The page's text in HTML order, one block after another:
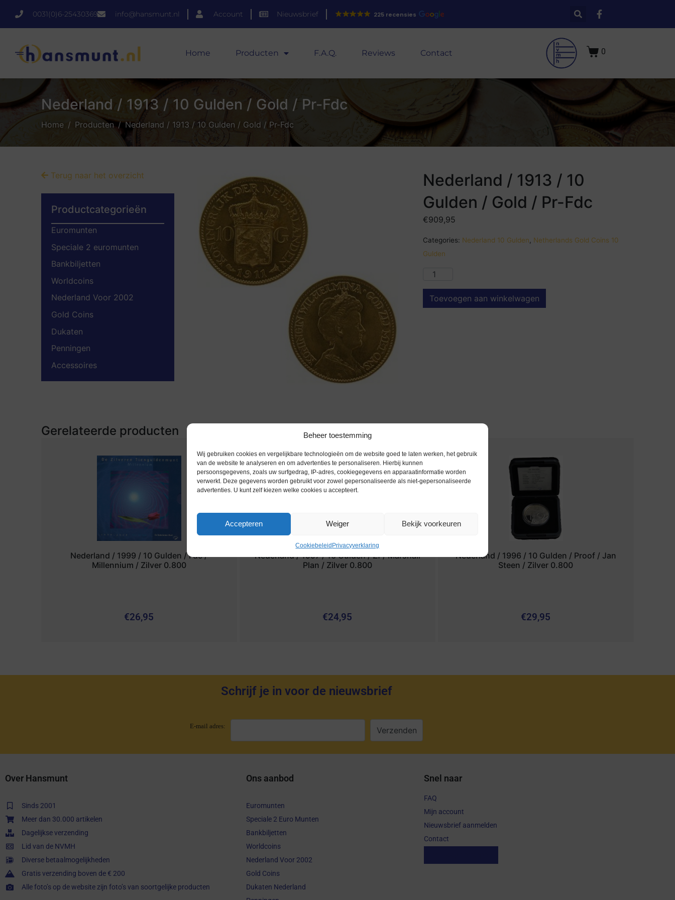
Beheer toestemming
Wij gebruiken cookies en vergelijkbare technologieën om de website goed te laten werken, het gebruik
van de website te analyseren en om advertenties te personaliseren. Hierbij kunnen
persoonsgegevens, zoals uw surfgedrag, IP-adres, cookiegegevens en apparaatinformatie worden
verwerkt. Deze gegevens worden gebruikt voor zowel gepersonaliseerde als niet-gepersonaliseerde
advertenties. U kunt zelf kiezen welke cookies u accepteert.
Accepteren Weiger Bekijk voorkeuren
CookiebeleidPrivacyverklaring
0031(0)6-25430369 info@hansmunt.nl Account Nieuwsbrief 225 recensies
Home Producten F.A.Q. Reviews Contact 0
Nederland / 1913 / 10 Gulden / Gold / Pr-Fdc
Home Producten Nederland / 1913 / 10 Gulden / Gold / Pr-Fdc
Nederland / 1913 / 10
Gulden / Gold / Pr-Fdc
€909,95
Categories: Nederland 10 Gulden
Netherlands Gold Coins 10
Gulden
Toevoegen aan winkelwagen
Terug naar het overzicht
Productcategorieën
Euromunten
Speciale 2 euromunten
Bankbiljetten
Worldcoins
Nederland Voor 2002
Gold Coins
Dukaten
Penningen
Accessoires
Gerelateerde producten
Nederland / 1999 / 10 Gulden / Fdc /
Millennium / Zilver 0.800
€26,95
Nederland / 1997 / 10 Gulden / Zf / Marshall
Plan / Zilver 0.800
€24,95
Nederland / 1996 / 10 Gulden / Proof / Jan
Steen / Zilver 0.800
€29,95
Schrijf je in voor de nieuwsbrief
E-mail adres:
Over Hansmunt
Sinds 2001
Meer dan 30.000 artikelen
Dagelijkse verzending
Lid van de NVMH
Diverse betaalmogelijkheden
Gratis verzending boven de € 200
Alle foto’s op de website zijn foto’s van soortgelijke producten
Ons aanbod
Euromunten
Speciale 2 Euro Munten
Bankbiljetten
Worldcoins
Nederland Voor 2002
Gold Coins
Dukaten Nederland
Snel naar
FAQ
Mijn account
Nieuwsbrief aanmelden
Contact